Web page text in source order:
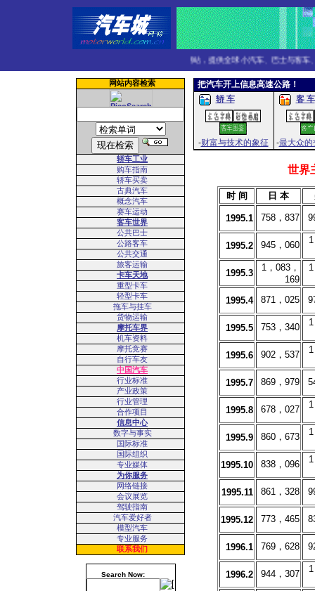
面向大众的中文汽车专业网站，提供全球小汽车、巴士与客车、
网站内容检索
轿车工业
购车指南
轿车买卖
古典汽车
概念汽车
赛车运动
客车世界
公共巴士
公路客车
公共交通
旅客运输
卡车天地
重型卡车
轻型卡车
拖车与挂车
货物运输
摩托车界
机车资料
摩托竞赛
自行车友
中国汽车
行业标准
产业政策
行业管理
合作项目
信息中心
数字与事实
国际标准
国际组织
专业媒体
为你服务
网络链接
会议展览
驾驶指南
汽车爱好者
模型汽车
专业服务
联系我们
Search Now:
把汽车开上信息高速公路！
轿 车
客 车
-财富与技术的象征 -最大众的
世界
时 间 日 本
1995.1 758，837
1995.2 945，060
1995.3
1，083，
169
1995.4 871，025
1995.5 753，340
1995.6 902，537
1995.7 869，979
1995.8 678，027
1995.9 860，673
1995.10 838，096
1995.11 861，328
1995.12 773，465
1996.1 769，628
1996.2 944，307